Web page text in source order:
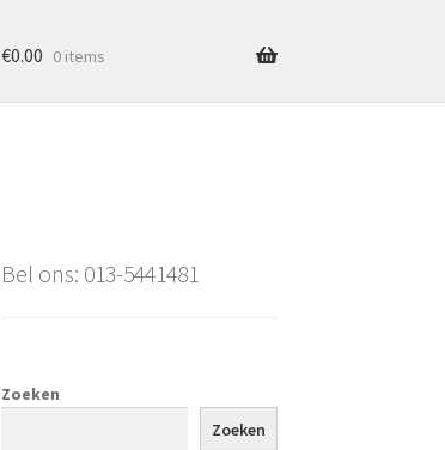
€0.00 0 items
Bel ons: 013-5441481
Zoeken
Zoeken